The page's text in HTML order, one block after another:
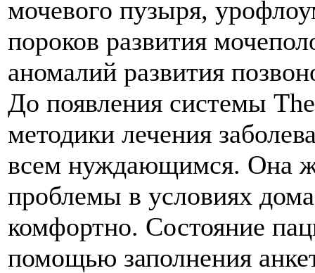
мочевого пузыря,
пороков развития
аномалий развития
До появления системы
методики лечения
всем нуждающимся. Она
проблемы в условиях
комфортно. Состояние
помощью заполнения